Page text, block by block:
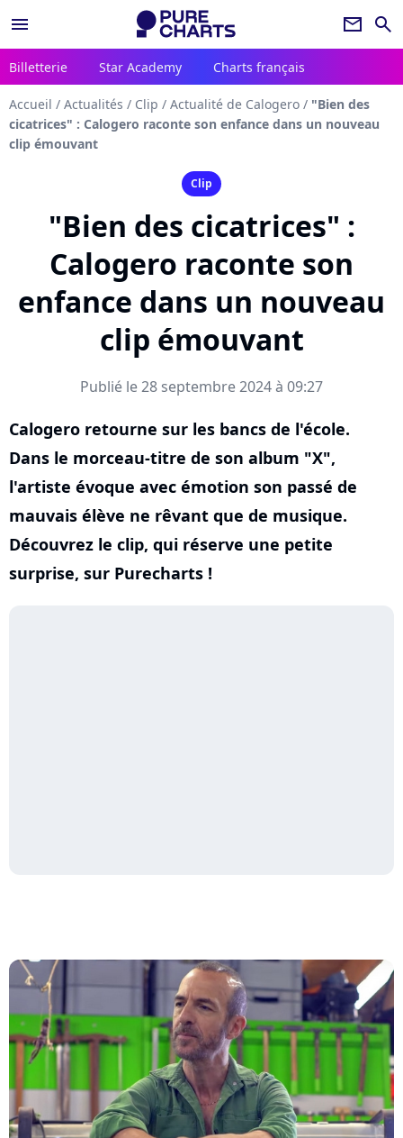
menu newsletter search
Billetterie Star Academy Charts français
Accueil / Actualités / Clip / Actualité de Calogero / "Bien des
cicatrices" : Calogero raconte son enfance dans un nouveau
clip émouvant
Clip
"Bien des cicatrices" :
Calogero raconte son
enfance dans un nouveau
clip émouvant
Publié le 28 septembre 2024 à 09:27
Calogero retourne sur les bancs de l'école.
Dans le morceau-titre de son album "X",
l'artiste évoque avec émotion son passé de
mauvais élève ne rêvant que de musique.
Découvrez le clip, qui réserve une petite
surprise, sur Purecharts !